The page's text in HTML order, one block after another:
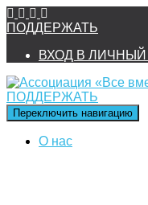
ПОДДЕРЖАТЬ
ВХОД В
ПОДДЕРЖАТЬ
Переключить навигацию
О нас